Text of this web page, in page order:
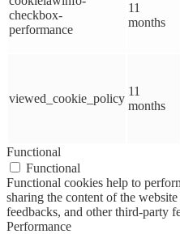
checkbox-
performance
11
months
viewed_cookie_policy
11
months
Functional
Functional
Functional cookies help to
sharing the content of the
feedbacks, and other third-party
Performance